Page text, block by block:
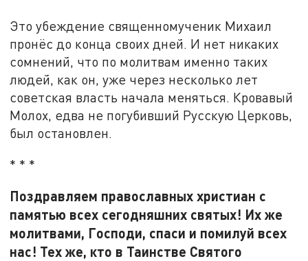
Это убеждение священномученик Михаил
пронёс до конца своих дней. И нет никаких
сомнений, что по молитвам именно таких
людей, как он, уже через несколько лет
советская власть начала меняться. Кровавый
Молох, едва не погубивший Русскую Церковь,
был остановлен.
* * *
Поздравляем православных христиан с
памятью всех сегодняшних святых! Их же
молитвами, Господи, спаси и помилуй всех
нас! Тех же, кто в Таинстве Святого